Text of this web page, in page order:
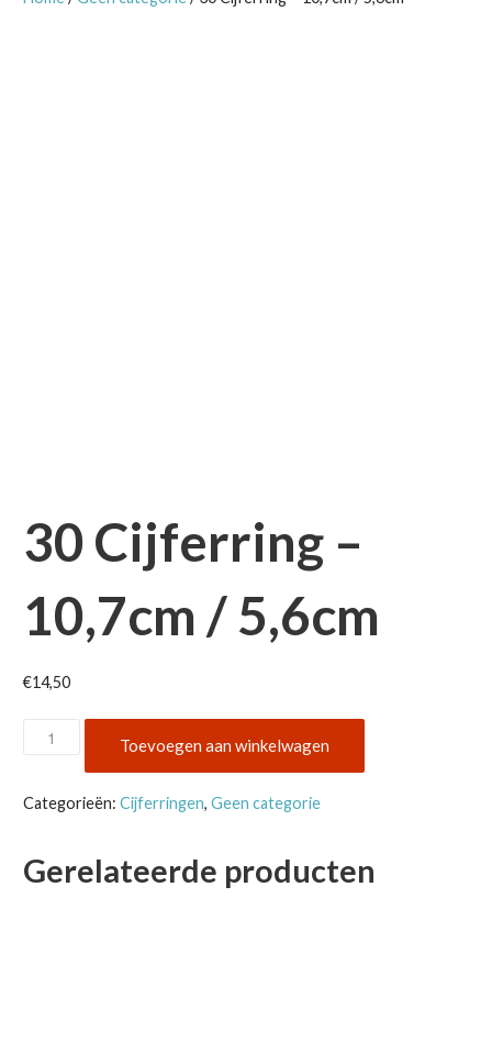
30 Cijferring –
10,7cm / 5,6cm
€14,50
10,7cm
5,6cm
Toevoegen aan winkelwagen
Categorieën: Cijferringen, Geen categorie
Gerelateerde producten